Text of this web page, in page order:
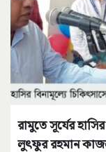
রামুতে সূর্যের
লুৎফুর রহমান